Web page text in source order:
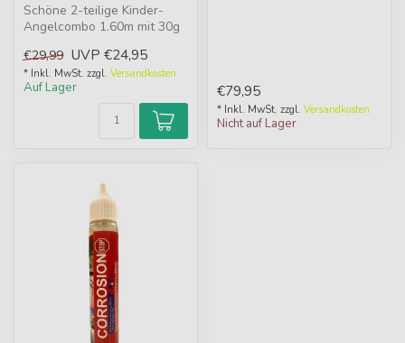
Schöne 2-teilige Kinder-
Angelcombo 1.60m mit 30g
LED-Li...
€29,99 UVP €24,95
* Inkl. MwSt. zzgl. Versandkosten
Auf Lager €79,95
* Inkl. MwSt. zzgl. Versandkosten
Nicht auf Lager